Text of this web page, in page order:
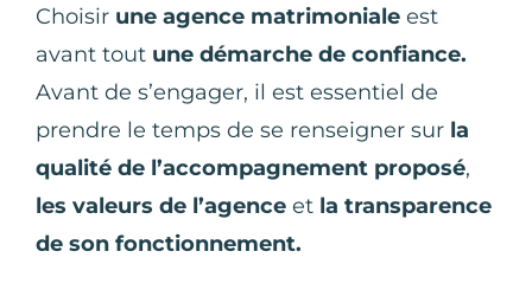
Choisir une agence matrimoniale est
avant tout une démarche de confiance.
Avant de s’engager, il est essentiel de
prendre le temps de se renseigner sur la
qualité de l’accompagnement proposé,
les valeurs de l’agence et la transparence
de son fonctionnement.